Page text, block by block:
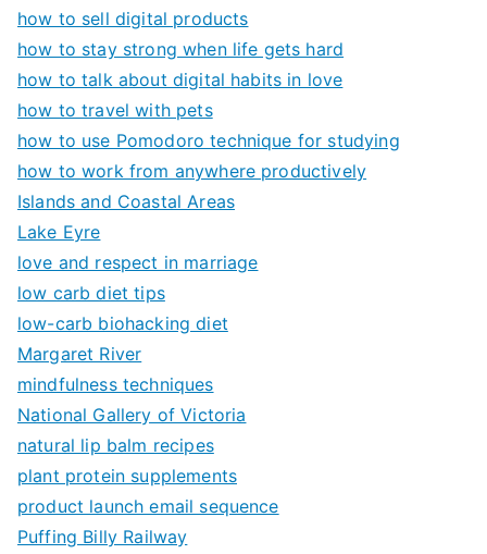
how to sell digital products
how to stay strong when life gets hard
how to talk about digital habits in love
how to travel with pets
how to use Pomodoro technique for studying
how to work from anywhere productively
Islands and Coastal Areas
Lake Eyre
love and respect in marriage
low carb diet tips
low-carb biohacking diet
Margaret River
mindfulness techniques
National Gallery of Victoria
natural lip balm recipes
plant protein supplements
product launch email sequence
Puffing Billy Railway